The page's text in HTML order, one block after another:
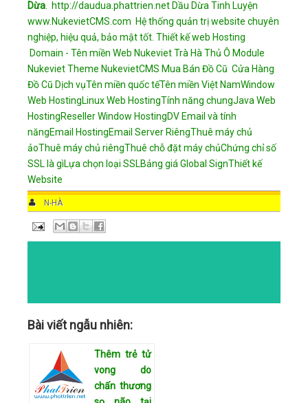
Dừa http://daudua.phattrien.net Dầu Dừa Tinh Luyện
www.NukevietCMS.com Hệ thống quản trị website chuyên
nghiệp, hiệu quả, bảo mật tốt. Thiết kế web Hosting
Domain - Tên miền Web NukevietTrà Hà Thủ Ô Module
NukevietTheme NukevietCMS Mua Bán Đồ Cũ Cửa Hàng
Đồ Cũ Dịch vụTên miền quốc tếTên miền Việt NamWindow
Web HostingLinux Web HostingTính năng chungJava Web
HostingReseller Window HostingDV Email và tính
năngEmail HostingEmail Server RiêngThuê máy chủ
ảoThuê máy chủ riêngThuê chỗ đặt máy chủChứng chỉ số
SSL là gìLựa chọn loại SSLBảng giá Global SignThiết kế
Website
AUTHOR
N-HÀ
DATE
8:40 AM
Bài viết ngẫu nhiên:
Thêm trẻ tử
vong do
chấn thương